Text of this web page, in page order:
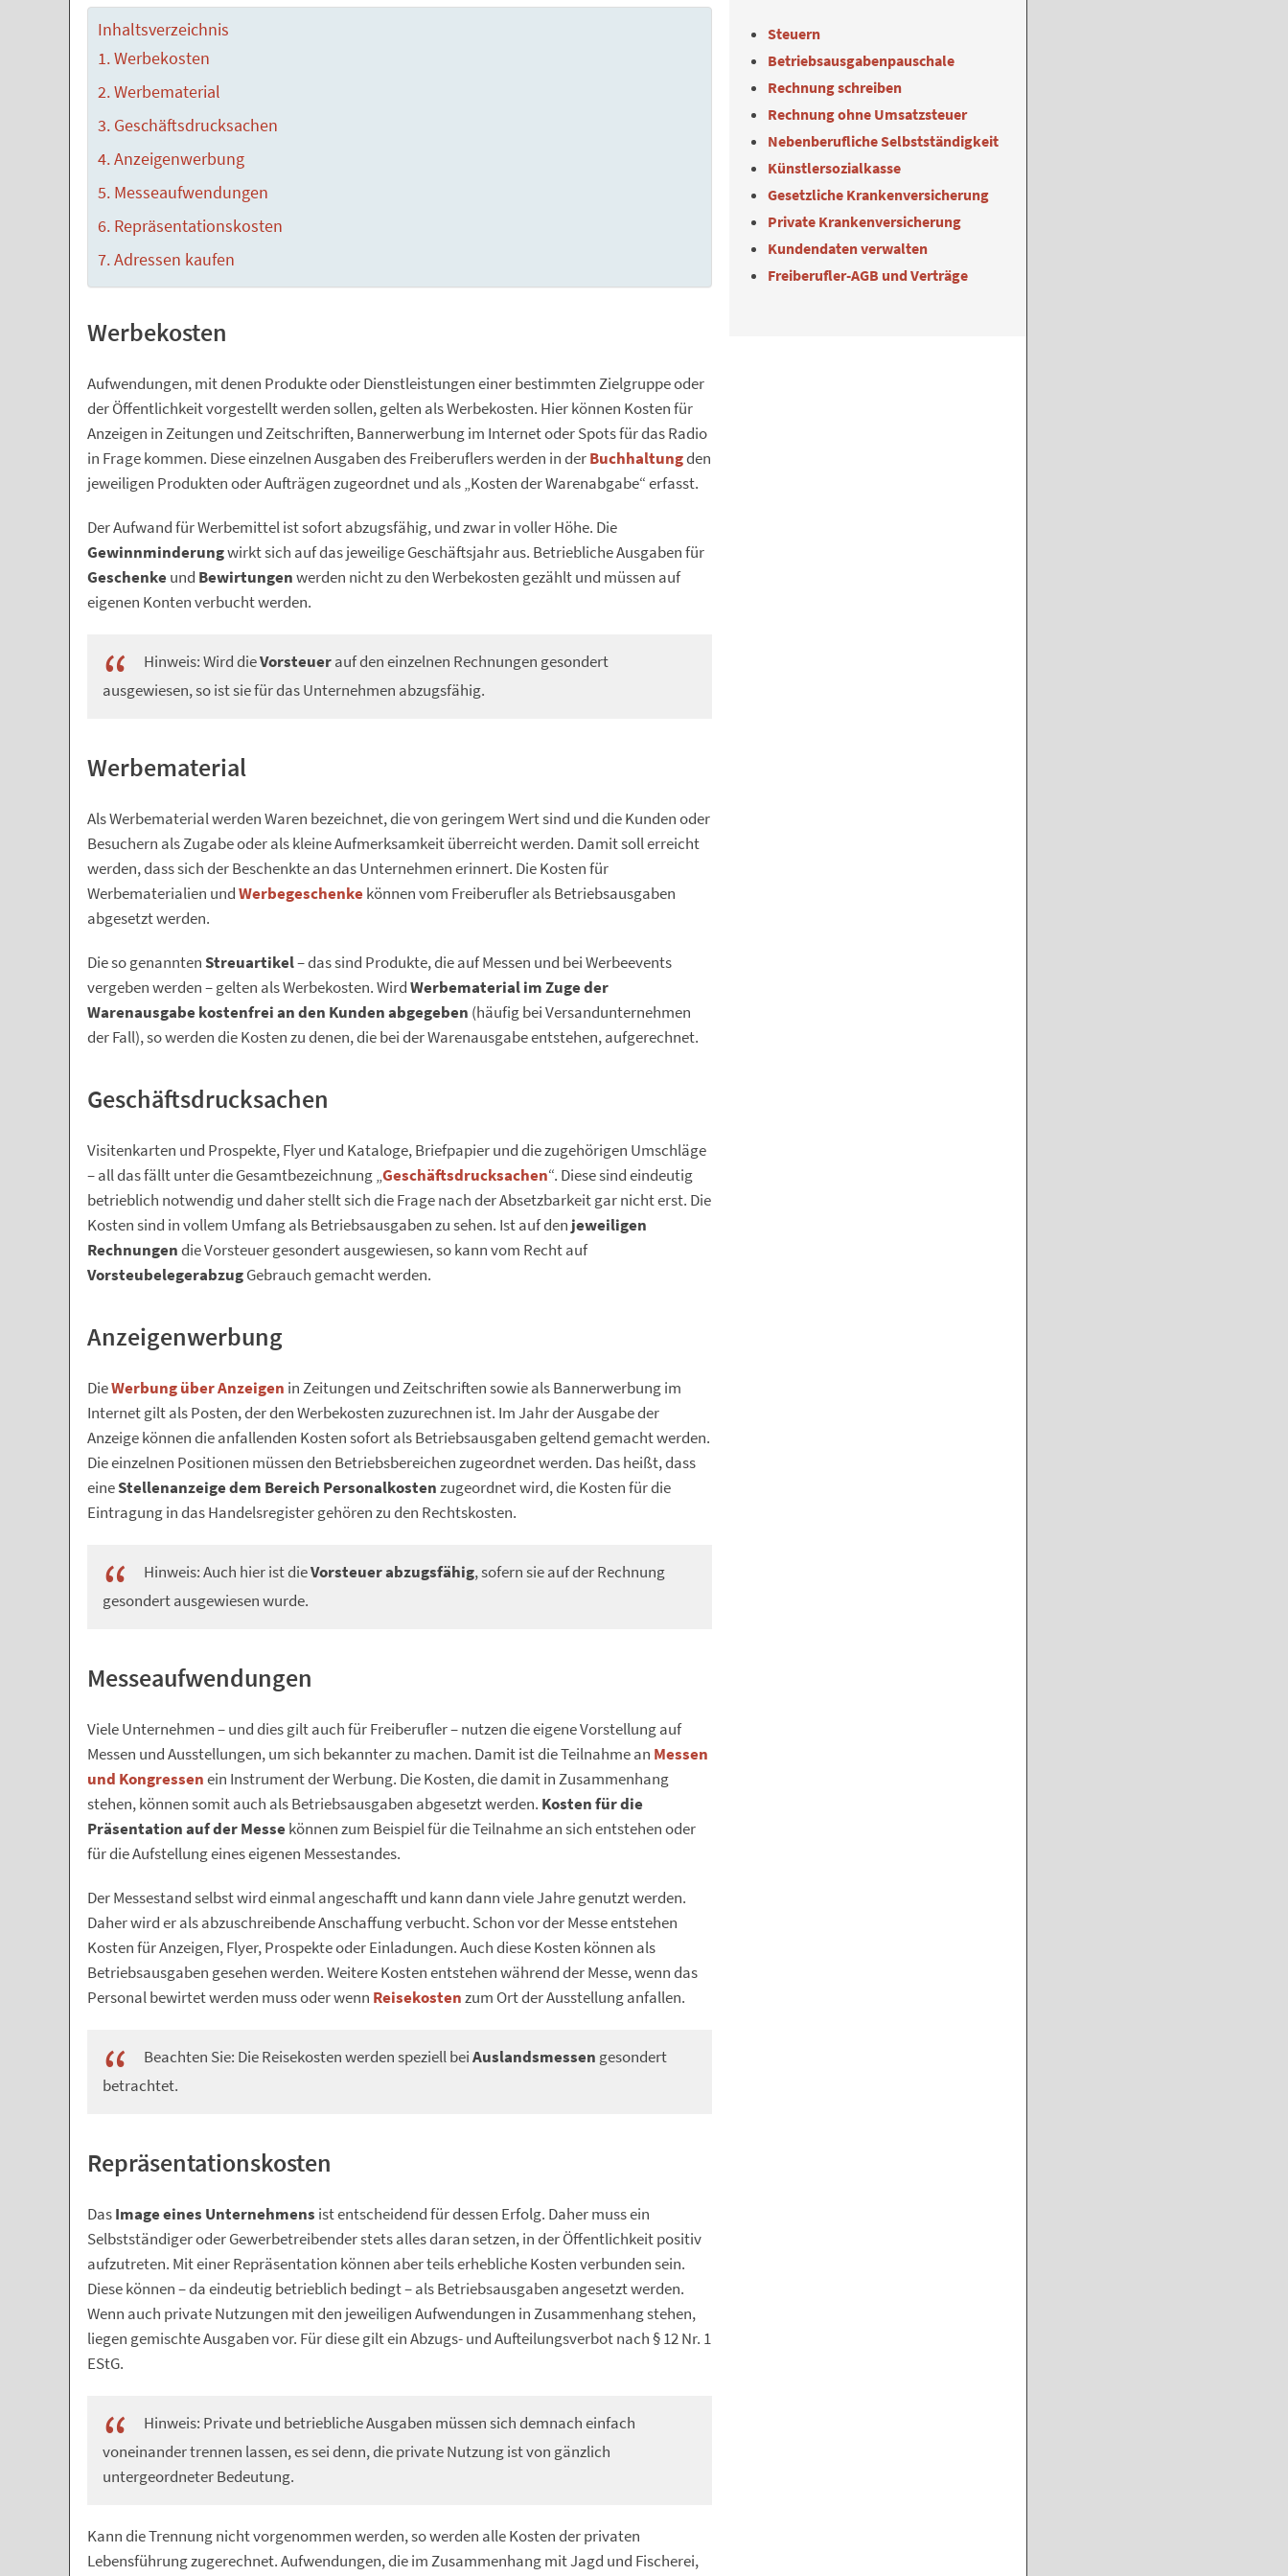
Inhaltsverzeichnis
Werbekosten
Werbematerial
Geschäftsdrucksachen
Anzeigenwerbung
Messeaufwendungen
Repräsentationskosten
Adressen kaufen
Werbekosten
Aufwendungen, mit denen Produkte oder Dienstleistungen einer bestimmten Zielgruppe oder
der Öffentlichkeit vorgestellt werden sollen, gelten als Werbekosten. Hier können Kosten für
Anzeigen in Zeitungen und Zeitschriften, Bannerwerbung im Internet oder Spots für das Radio
in Frage kommen. Diese einzelnen Ausgaben des Freiberuflers werden in derBuchhaltungden
jeweiligen Produkten oder Aufträgen zugeordnet und als „Kosten der Warenabgabe“ erfasst.
Der Aufwand für Werbemittel ist sofort abzugsfähig, und zwar in voller Höhe. Die
Gewinnminderungwirkt sich auf das jeweilige Geschäftsjahr aus. Betriebliche Ausgaben für
Geschenkeund Bewirtungenwerden nicht zu den Werbekosten gezählt und müssen auf
eigenen Konten verbucht werden.
Hinweis: Wird dieVorsteuerauf den einzelnen Rechnungen gesondert
ausgewiesen, so ist sie für das Unternehmen abzugsfähig.
Werbematerial
Als Werbematerial werden Waren bezeichnet, die von geringem Wert sind und die Kunden oder
Besuchern als Zugabe oder als kleine Aufmerksamkeit überreicht werden. Damit soll erreicht
werden, dass sich der Beschenkte an das Unternehmen erinnert. Die Kosten für
Werbematerialien undWerbegeschenkekönnen vom Freiberufler als Betriebsausgaben
abgesetzt werden.
Die so genanntenStreuartikel– das sind Produkte, die auf Messen und bei Werbeevents
vergeben werden – gelten als Werbekosten. WirdWerbematerial im Zuge der
Warenausgabe kostenfrei an den Kunden abgegeben (häufig bei Versandunternehmen
der Fall), so werden die Kosten zu denen, die bei der Warenausgabe entstehen, aufgerechnet.
Geschäftsdrucksachen
Visitenkarten und Prospekte, Flyer und Kataloge, Briefpapier und die zugehörigen Umschläge
– all das fällt unter die Gesamtbezeichnung „Geschäftsdrucksachen“. Diese sind eindeutig
betrieblich notwendig und daher stellt sich die Frage nach der Absetzbarkeit gar nicht erst. Die
Kosten sind in vollem Umfang als Betriebsausgaben zu sehen. Ist auf den jeweiligen
Rechnungendie Vorsteuer gesondert ausgewiesen, so kann vom Recht auf
VorsteubelegerabzugGebrauch gemacht werden.
Anzeigenwerbung
DieWerbung über Anzeigen in Zeitungen und Zeitschriften sowie als Bannerwerbung im
Internet gilt als Posten, der den Werbekosten zuzurechnen ist. Im Jahr der Ausgabe der
Anzeige können die anfallenden Kosten sofort als Betriebsausgaben geltend gemacht werden.
Die einzelnen Positionen müssen den Betriebsbereichen zugeordnet werden. Das heißt, dass
eineStellenanzeige dem Bereich Personalkostenzugeordnet wird, die Kosten für die
Eintragung in das Handelsregister gehören zu den Rechtskosten.
Hinweis: Auch hier ist dieVorsteuer abzugsfähig, sofern sie auf der Rechnung
gesondert ausgewiesen wurde.
Messeaufwendungen
Viele Unternehmen – und dies gilt auch für Freiberufler – nutzen die eigene Vorstellung auf
Messen und Ausstellungen, um sich bekannter zu machen. Damit ist die Teilnahme an Messen
und Kongressenein Instrument der Werbung. Die Kosten, die damit in Zusammenhang
stehen, können somit auch als Betriebsausgaben abgesetzt werden. Kosten für die
Präsentation auf der Messekönnen zum Beispiel für die Teilnahme an sich entstehen oder
für die Aufstellung eines eigenen Messestandes.
Der Messestand selbst wird einmal angeschafft und kann dann viele Jahre genutzt werden.
Daher wird er als abzuschreibende Anschaffung verbucht. Schon vor der Messe entstehen
Kosten für Anzeigen, Flyer, Prospekte oder Einladungen. Auch diese Kosten können als
Betriebsausgaben gesehen werden. Weitere Kosten entstehen während der Messe, wenn das
Personal bewirtet werden muss oder wenn Reisekostenzum Ort der Ausstellung anfallen.
Beachten Sie: Die Reisekosten werden speziell beiAuslandsmessen gesondert
betrachtet.
Repräsentationskosten
DasImage eines Unternehmens ist entscheidend für dessen Erfolg. Daher muss ein
Selbstständiger oder Gewerbetreibender stets alles daran setzen, in der Öffentlichkeit positiv
aufzutreten. Mit einer Repräsentation können aber teils erhebliche Kosten verbunden sein.
Diese können – da eindeutig betrieblich bedingt – als Betriebsausgaben angesetzt werden.
Wenn auch private Nutzungen mit den jeweiligen Aufwendungen in Zusammenhang stehen,
liegen gemischte Ausgaben vor. Für diese gilt ein Abzugs- und Aufteilungsverbot nach § 12 Nr. 1
EStG.
Hinweis: Private und betriebliche Ausgaben müssen sich demnach einfach
voneinander trennen lassen, es sei denn, die private Nutzung ist von gänzlich
untergeordneter Bedeutung.
Kann die Trennung nicht vorgenommen werden, so werden alle Kosten der privaten
Lebensführung zugerechnet. Aufwendungen, die im Zusammenhang mit Jagd und Fischerei,
Steuern
Betriebsausgabenpauschale
Rechnung schreiben
Rechnung ohne Umsatzsteuer
Nebenberufliche Selbstständigkeit
Künstlersozialkasse
Gesetzliche Krankenversicherung
Private Krankenversicherung
Kundendaten verwalten
Freiberufler-AGB und Verträge